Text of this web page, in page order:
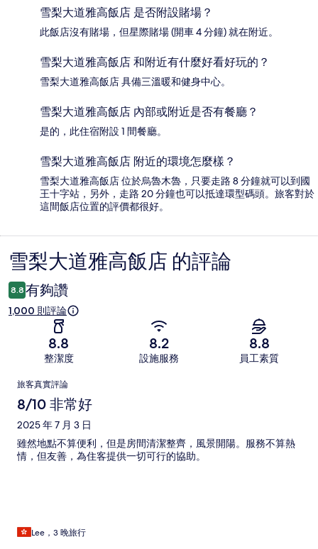
雪梨大道雅高飯店 是否附設賭場？
此飯店沒有賭場，但星際賭場 (開車 4 分鐘) 就在附近。
雪梨大道雅高飯店 和附近有什麼好看好玩的？
雪梨大道雅高飯店 具備三溫暖和健身中心。
雪梨大道雅高飯店 內部或附近是否有餐廳？
是的，此住宿附設 1 間餐廳。
雪梨大道雅高飯店 附近的環境怎麼樣？
雪梨大道雅高飯店 位於烏魯木魯，只要走路 8 分鐘就可以到國
王十字站，另外，走路 20 分鐘也可以抵達環型碼頭。旅客對於
這間飯店位置的評價都很好。
評
論
雪梨大道雅高飯店 的評論
8.8 有夠讚
1,000 則評論
8.8
整潔度
8.2
設施服務
8.8
員工素質
評
論
旅客真實評論
8/10 非常好
2025 年 7 月 3 日
雖然地點不算便利，但是房間清潔整齊，風景開陽。服務不算熱
情，但友善，為住客提供一切可行的協助。
Lee，3 晚旅行